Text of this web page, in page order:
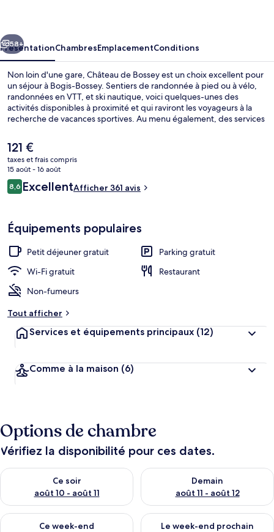
Suivant
58+
PrésentationChambresEmplacementConditions
Non loin d'une gare, Château de Bossey est un choix excellent pour
un séjour à Bogis-Bossey. Sentiers de randonnée à pied ou à vélo,
randonnées en VTT, et ski nautique, voici quelques-unes des
activités disponibles à proximité et qui raviront les voyageurs à la
recherche de vacances sportives. Au menu également, des services
déjeuner buffet, proposé tous les jours, entre 07 h 00 et 09 h 30. Au
menu des petits plus offerts sur place, on trouve une terrasse et un
jardin. Sympa non ?
Le
prix
actuel
est
de
121 €
taxes et frais compris
15 août - 16 août
Avis
voyageurs
8,68,6 sur 10
ExcellentAfficher 361 avis
Équipements populaires
Petit déjeuner gratuit
Parking gratuit
Wi-Fi gratuit
Restaurant
Non-fumeurs
Tout afficher
Services et équipements principaux (12)
Comme à la maison (6)
Options de chambre
Vérifiez la disponibilité pour ces dates.
Ce soir
août 10 - août 11
Vérifier la disponibilité pour ce soir août 10 - août 11
Demain
août 11 - août 12
Vérifier la disponibilité pour
Ce week-end
Vérifier la disponibilité pour ce week-end août 14 - août 16
Le week-end prochain
Vérifier la disponibilité pour